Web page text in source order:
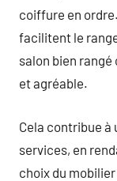
coiffure en
facilitent le
salon bien
et agréable.
Cela contribue
services, en
choix du